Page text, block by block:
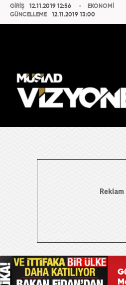
GİRİŞ
12.11.2019 12:56
GÜNCELLEME
12.11.2019 13:00
EKONOMİ